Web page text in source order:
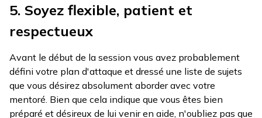
5. Soyez flexible, patient et
respectueux
Avant le début de la session vous avez probablement
défini votre plan d'attaque et dressé une liste de sujets
que vous désirez absolument aborder avec votre
mentoré. Bien que cela indique que vous êtes bien
préparé et désireux de lui venir en aide, n'oubliez pas que